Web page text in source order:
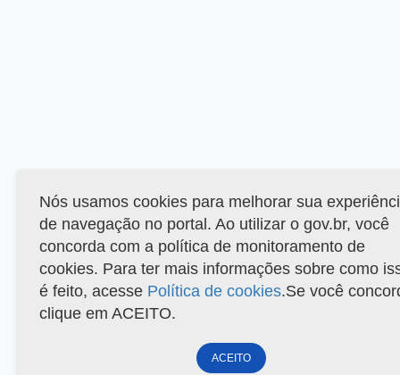
Nós usamos cookies para melhorar sua
de navegação no portal. Ao utilizar o gov.br, você
concorda com a política de monitoramento de
cookies. Para ter mais informações sobre como
é feito, acesse Política de cookies.Se você
clique em ACEITO.
ACEITO